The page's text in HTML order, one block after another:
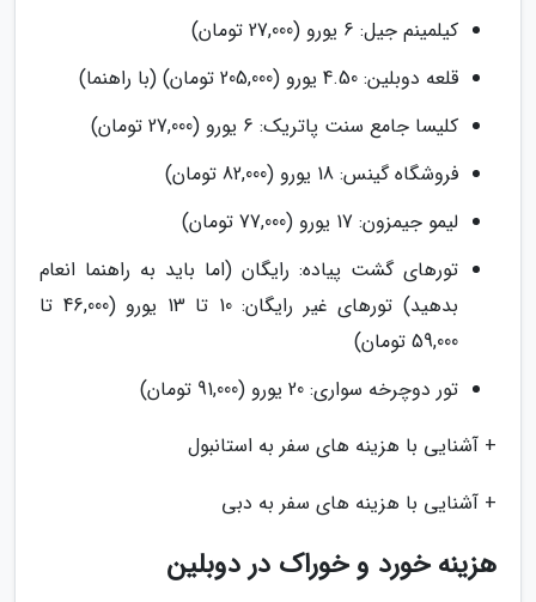
کیلمینم جیل: 6 یورو (27,000 تومان)
قلعه دوبلین: 4.50 یورو (205,000 تومان) (با راهنما)
کلیسا جامع سنت پاتریک: 6 یورو (27,000 تومان)
فروشگاه گینس: 18 یورو (82,000 تومان)
لیمو جیمزون: 17 یورو (77,000 تومان)
تورهای گشت پیاده: رایگان (اما باید به راهنما انعام
بدهید) تورهای غیر رایگان: 10 تا 13 یورو (46,000 تا
59,000 تومان)
تور دوچرخه سواری: 20 یورو (91,000 تومان)
+ آشنایی با هزینه های سفر به استانبول
+ آشنایی با هزینه های سفر به دبی
هزینه خورد و خوراک در دوبلین